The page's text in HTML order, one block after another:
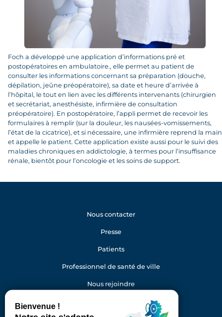
Foch a développé une application d’informations pré et
postopératoires en ambulatoire., elle permet au patient de
consulter les informations concernant sa préparation (douche,
dépilation, jeûne préopératoire), sa date et heure d’arrivée à
l’hôpital, le tout en lien avec les différents intervenants (chirurgien
et secrétariat, anesthésiste, infirmière de consultation
préopératoire). En postopératoire, l’appli permet de recevoir les
formulaires à remplir (sur la douleur, les nausées-vomissements,
l’état de la cicatrice), et si nécessaire, une infirmière reprend la main
et appelle le patient. Cette application existe aussi pour le suivi des
maladies chroniques en addictologie, à termes pour l’insuffisance
rénale, bientôt pour l’oncologie et les soins de support.
Nous contacter
Presse
Patients
Professionnel de santé de ville
Nous rejoindre